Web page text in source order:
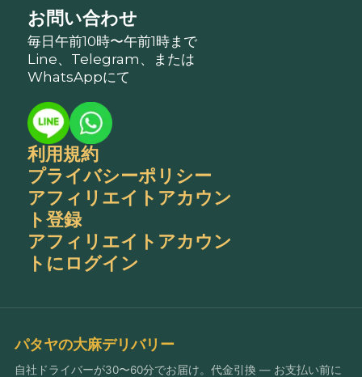
お問い合わせ
毎日午前10時〜午前1時まで
Line、Telegram、または
WhatsAppにて
利用規約
プライバシーポリシー
アフィリエイトアカウン
ト登録
アフィリエイトアカウン
トにログイン
パタヤの大麻デリバリー
自社ドライバーが30〜60分でお届け。代金引換 — お支払い前に